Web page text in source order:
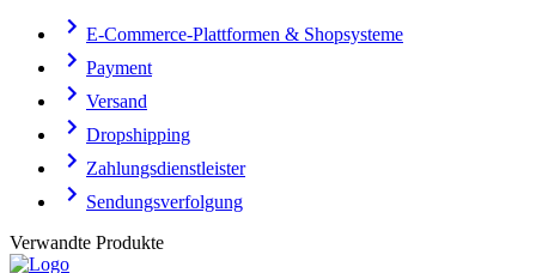
Websites, zum Berechnen der Steuersätze und zur Organisation des
Versands.
Warenkorb-Softwares sind entweder als eigenständige Software-
Lösungen erhältlich, die sich mit E-Commerce-Plattformen und
Shopsystemen integrieren lassen oder Teil einer vollumfänglichen
E-Commerce-Plattform . Shopping-Cart-Softwares, von Anbietern,
die bei der Versandabwicklung unterstützen, haben
Gemeinsamkeiten mitVersandsoftwares
E-Commerce-Plattformen & Shopsysteme
Payment
Versand
Dropshipping
Zahlungsdienstleister
Sendungsverfolgung
Verwandte Produkte